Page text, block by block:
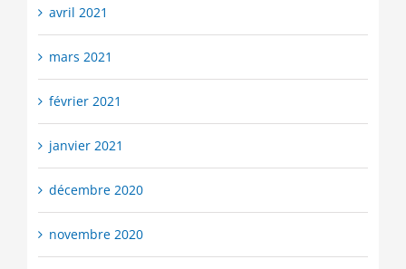
avril 2021
mars 2021
février 2021
janvier 2021
décembre 2020
novembre 2020